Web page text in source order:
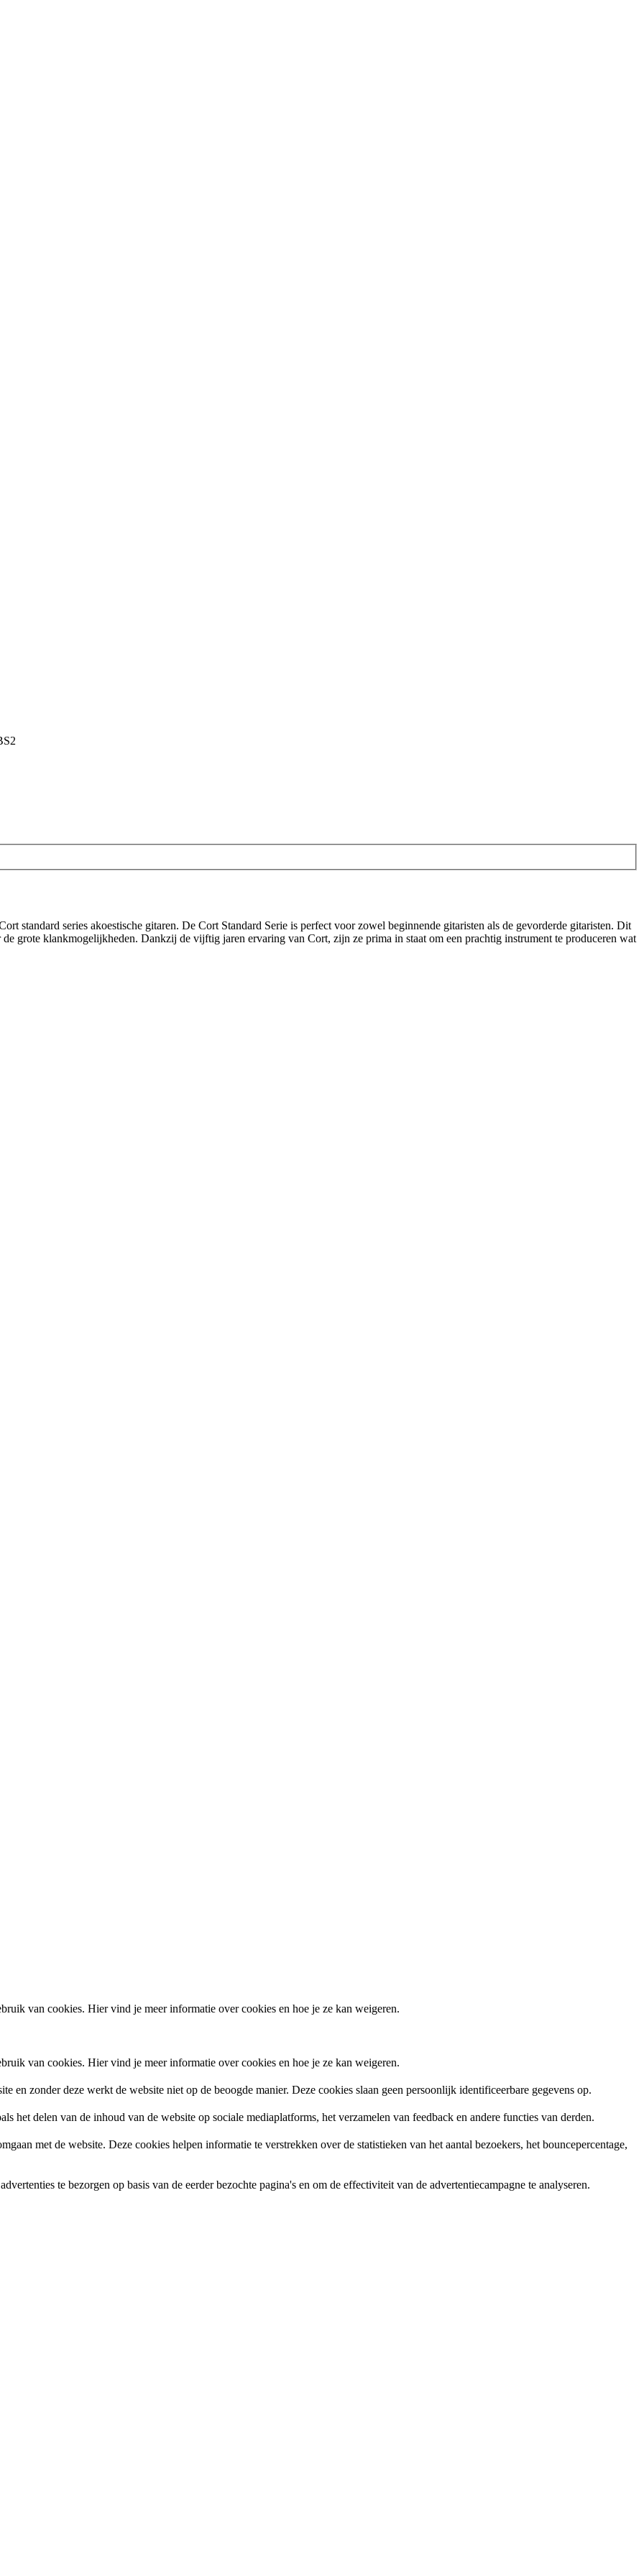
standard series akoestische gitaren. De Cort Standard Serie is perfect voor zowel beginnende gitaristen als de gevorderde gitaristen. Dit
grote klankmogelijkheden. Dankzij de vijftig jaren ervaring van Cort, zijn ze prima in staat om een prachtig instrument te produceren wat
van cookies. Hier vind je meer informatie over cookies en hoe je ze kan weigeren.
van cookies. Hier vind je meer informatie over cookies en hoe je ze kan weigeren.
en zonder deze werkt de website niet op de beoogde manier. Deze cookies slaan geen persoonlijk identificeerbare gegevens op.
het delen van de inhoud van de website op sociale mediaplatforms, het verzamelen van feedback en andere functies van derden.
met de website. Deze cookies helpen informatie te verstrekken over de statistieken van het aantal bezoekers, het bouncepercentage,
te bezorgen op basis van de eerder bezochte pagina's en om de effectiviteit van de advertentiecampagne te analyseren.